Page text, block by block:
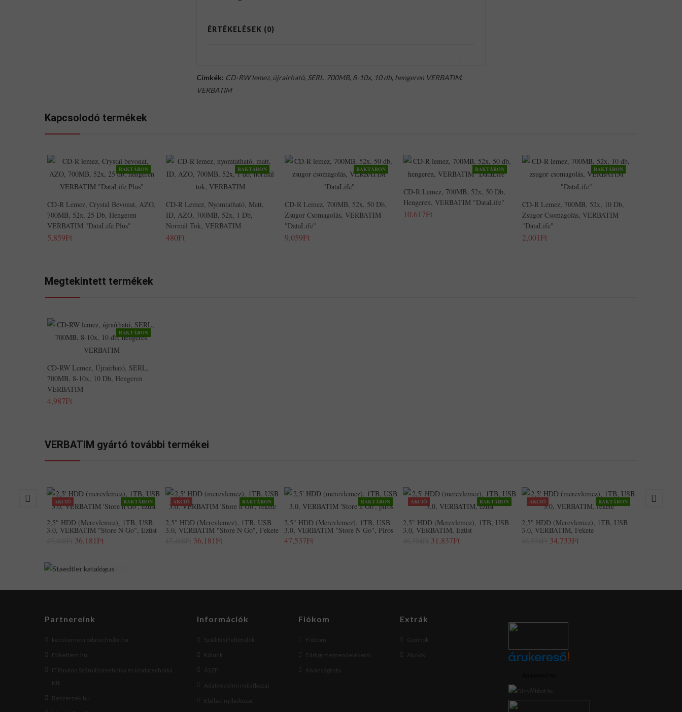
ÉRTÉKELÉSEK (0)
Címkék: CD-RW lemez, újraírható, SERL, 700MB, 8-10x, 10 db, hengeren VERBATIM,
VERBATIM
Kapcsolodó termékek
RAKTÁRON
CD-R Lemez, Crystal Bevonat, AZO,
700MB, 52x, 25 Db, Hengeren
VERBATIM "DataLife Plus"
5,859Ft
RAKTÁRON
CD-R Lemez, Nyomtatható, Matt,
ID, AZO, 700MB, 52x, 1 Db,
Normál Tok, VERBATIM
480Ft
RAKTÁRON
CD-R Lemez, 700MB, 52x, 50 Db,
Zsugor Csomagolás, VERBATIM
"DataLife"
9,059Ft
RAKTÁRON
CD-R Lemez, 700MB, 52x, 50 Db,
Hengeren, VERBATIM "DataLife"
10,617Ft
RAKTÁRON
CD-R Lemez, 700MB, 52x, 10 Db,
Zsugor Csomagolás, VERBATIM
"DataLife"
2,001Ft
Megtekintett termékek
RAKTÁRON
CD-RW Lemez, Újraírható, SERL,
700MB, 8-10x, 10 Db, Hengeren
VERBATIM
4,987Ft
VERBATIM gyártó további termékei
AKCIÓ RAKTÁRON
2,5" HDD (merevlemez), 1TB, USB
3.0, VERBATIM "Store N Go", Ezüst
36,181Ft
AKCIÓ RAKTÁRON
2,5" HDD (merevlemez), 1TB, USB
3.0, VERBATIM "Store N Go", Fekete
36,181Ft
RAKTÁRON
2,5" HDD (merevlemez), 1TB, USB
3.0, VERBATIM "Store N Go", Piros
47,537Ft
AKCIÓ RAKTÁRON
2,5" HDD (merevlemez), 1TB, USB
3.0, VERBATIM, Ezüst
31,837Ft
AKCIÓ RAKTÁRON
2,5" HDD (merevlemez), 1TB, USB
3.0, VERBATIM, Fekete
34,733Ft
Partnereink
kecskemetirodatechnika.hu
Etikettem.hu
IT Pavilon Számítástechnika és Irodatechnika
Kft.
Beszerzek.hu
Információk
Szállítási feltételek
Rólunk
ÁSZF
Adatvédelmi nyilatkozat
Elállási nyilatkozat
Fiókom
Fiókom
Eddigi megrendeléseim
Kívánságlista
Extrák
Gyártók
Akciók